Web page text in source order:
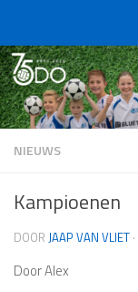
NIEUWS
Kampioenen
DOOR JAAP VAN VLIET ·
Door Alex